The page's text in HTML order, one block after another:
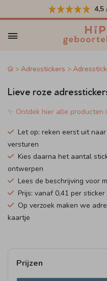
4,5
Adresstickers
Lieve roze
✨ Ontdek hier alle producten
Let op: reken eerst uit
versturen
Kies daarna het aantal
ontwerpen
Lees de beschrijving voor
Prijs: vanaf 0,41 per sticker
Op verzoek maken we
kaartje
Prijzen